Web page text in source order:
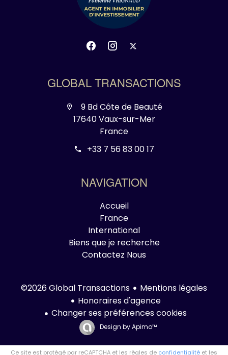
GLOBAL TRANSACTIONS
9 Bd Côte de Beauté
17640 Vaux-sur-Mer
France
+33 7 56 83 00 17
NAVIGATION
Accueil
France
International
Biens que je recherche
Contactez Nous
©2026 Global Transactions
Mentions légales
Honoraires d'agence
Changer ses préférences cookies
Design byApimo™
Ce site est protégé par reCAPTCHA et les règles de confidentialité et les